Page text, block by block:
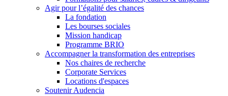
Agir pour l’égalité des chances
La fondation
Les bourses sociales
Mission handicap
Programme BRIO
Accompagner la transformation des entreprises
Nos chaires de recherche
Corporate Services
Locations d'espaces
Soutenir Audencia